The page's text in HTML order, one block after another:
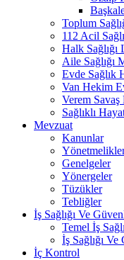
Toplum
112 Acil
Halk Sağlığı
Aile Sağlığı
Evde Sağlık
Van Hekim
Verem Savaş
Sağlıklı
Mevzuat
Kanunlar
Genelgeler
Yönergeler
Tüzükler
Tebliğler
İş Sağlığı Ve
Temel İş
İş Sağlığı
İç Kontrol